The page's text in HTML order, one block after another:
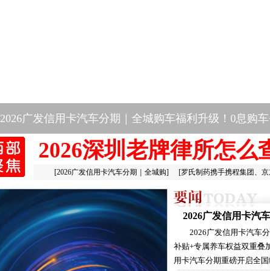
罗氏制药携手携程集团、京东健康启动暑期出行流感公
2026深圳老牌律所怎么
[2026广发信用卡汽车分期｜全城购] [罗氏制药携手携程集团、
2026广发信用卡汽
2026广发信用卡汽车
补贴+专属养车权益双重叠
用卡汽车分期重磅开启全